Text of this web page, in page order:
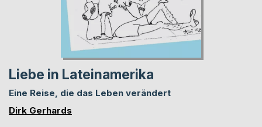
Liebe in Lateinamerika
Eine Reise, die das Leben verändert
Dirk Gerhards